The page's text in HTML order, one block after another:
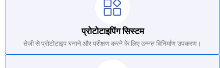
प्रोटोटाइपिंग सिस्टम
तेजी से प्रोटोटाइप बनाने और परीक्षण करने के लिए उन्नत विनिर्माण उपकरण।